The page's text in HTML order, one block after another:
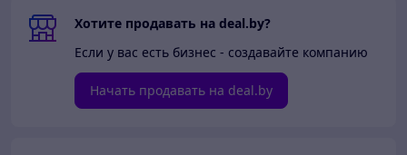
Хотите продавать на deal.by?
Если у вас есть бизнес - создавайте компанию
Начать продавать на deal.by